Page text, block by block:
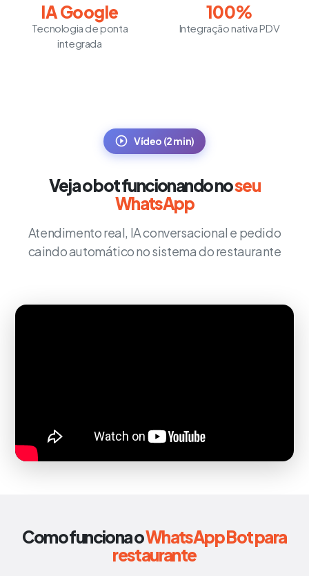
IA Google
Tecnologia de ponta
integrada
100%
Integração nativa PDV
Vídeo (2 min)
Veja o bot funcionando noseu
WhatsApp
Atendimento real, IA conversacional e pedido
caindo automático no sistema do restaurante
Como funciona oWhatsApp Bot para
restaurante